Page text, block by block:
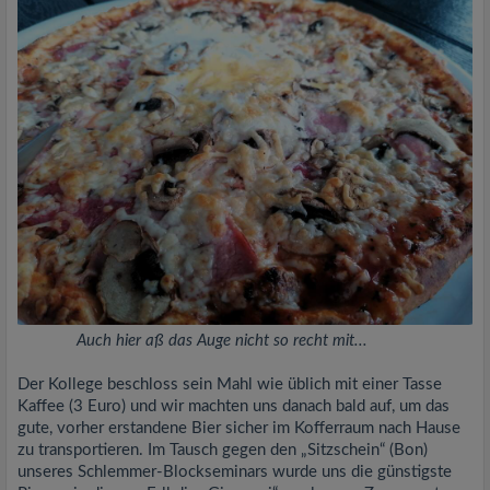
Auch hier aß das Auge nicht so recht mit...
Der Kollege beschloss sein Mahl wie üblich mit einer Tasse
Kaffee (3 Euro) und wir machten uns danach bald auf, um das
gute, vorher erstandene Bier sicher im Kofferraum nach Hause
zu transportieren. Im Tausch gegen den „Sitzschein“ (Bon)
unseres Schlemmer-Blockseminars wurde uns die günstigste